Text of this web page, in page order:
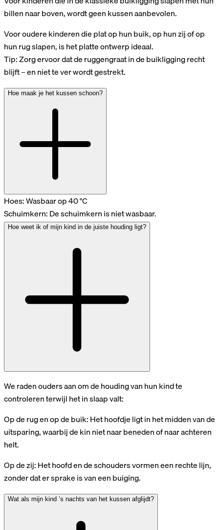
billen naar boven, wordt geen kussen aanbevolen.
Voor oudere kinderen die plat op hun buik, op hun zij of op
hun rug slapen, is het platte ontwerp ideaal.
Tip: Zorg ervoor dat de ruggengraat in de buikligging recht
blijft – en niet te ver wordt gestrekt.
Hoe maak je het kussen schoon?
Hoes: Wasbaar op 40 °C
Schuimkern: De schuimkern is niet wasbaar.
Hoe weet ik of mijn kind in de juiste houding ligt?
We raden ouders aan om de houding van hun kind te
controleren terwijl het in slaap valt:
Op de rug en op de buik: Het hoofdje ligt in het midden van de
uitsparing, waarbij de kin niet naar beneden of naar achteren
helt.
Op de zij: Het hoofd en de schouders vormen een rechte lijn,
zonder dat er sprake is van een buiging.
Wat als mijn kind ’s nachts van het kussen afglijdt?